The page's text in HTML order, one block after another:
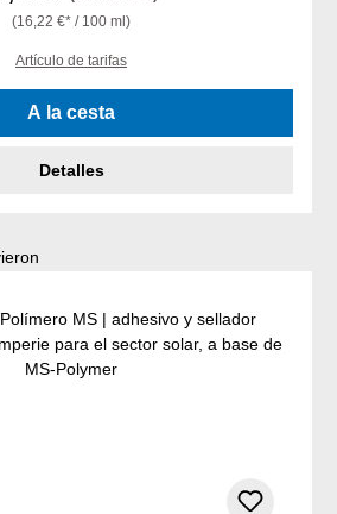
(16,22 €* / 100 ml)
Artículo de tarifas
A la cesta
Detalles